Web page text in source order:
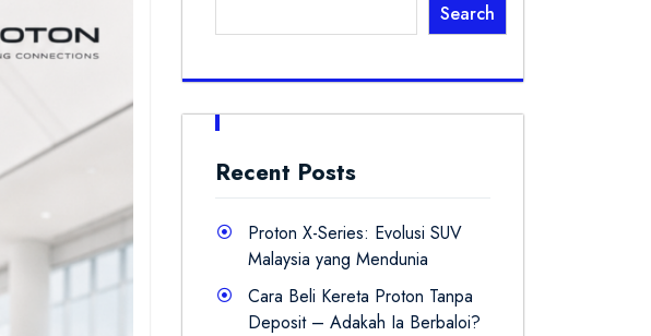
Search
Recent Posts
Proton X-Series: Evolusi SUV
Malaysia yang Mendunia
Cara Beli Kereta Proton Tanpa
Deposit – Adakah Ia Berbaloi?